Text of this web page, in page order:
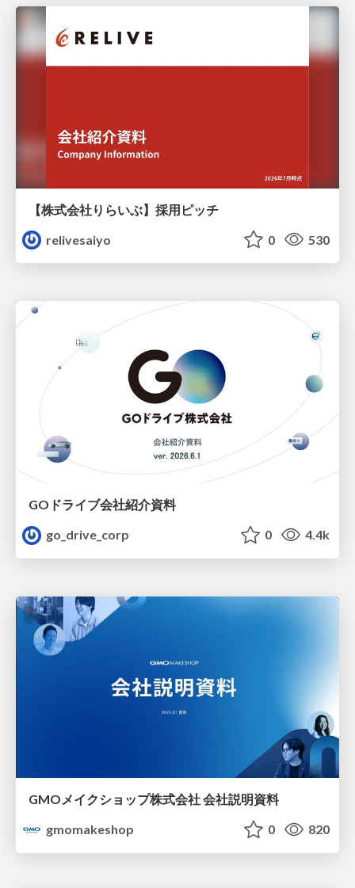
【株式会社りらいぶ】採用ピッチ
relivesaiyo
0 530
GOドライブ会社紹介資料
go_drive_corp
0 4.4k
GMOメイクショップ株式会社 会社説明資料
gmomakeshop
0 820